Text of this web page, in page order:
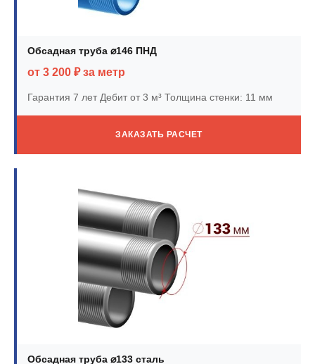
Обсадная труба ⌀146 ПНД
от 3 200 ₽ за метр
Гарантия 7 летДебит от 3 м³ Толщина стенки: 11 мм
ЗАКАЗАТЬ РАСЧЕТ
Обсадная труба ⌀133 сталь